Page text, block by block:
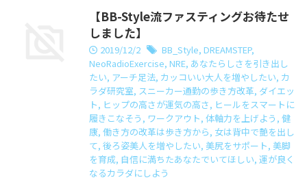
【BB-Style流ファスティングお待たせ
しました】
2019/12/2 BB_Style, DREAMSTEP,
NeoRadioExercise, NRE, あなたらしさを引き出し
たい, アーチ足法, カッコいい大人を増やしたい, カ
ラダ研究室, スニーカー通勤の歩き方改革, ダイエッ
ト, ヒップの高さが運気の高さ, ヒールをスマートに
履きこなそう , ワークアウト, 体軸力を上げよう , 健
康, 働き方の改革は歩き方から, 女は背中で艶を出し
て, 後ろ姿美人を増やしたい, 美尻をサポート, 美脚
を育成, 自信に満ちたあなたでいてほしい, 運が良く
なるカラダにしよう